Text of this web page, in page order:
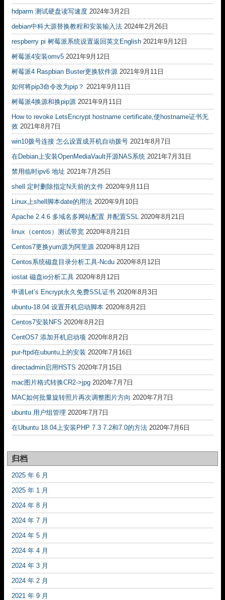
hdparm 测试硬盘读写速度 2024年3月2日
debian中科大源替换教程和安装输入法 2024年2月26日
respberry pi 树莓派系统设置返回英文English 2021年9月12日
树莓派4安装omv5 2021年9月12日
树莓派4 Raspbian Buster更换软件源 2021年9月11日
如何将pip3命令改为pip？ 2021年9月11日
树莓派4换源和换pip源 2021年9月11日
How to revoke LetsEncrypt hostname certificate,使hostname证书无
效 2021年8月7日
win10拨号连接 怎么设置成开机自动拨号 2021年8月7日
在Debian上安装OpenMediaVault开源NAS系统 2021年7月31日
禁用临时ipv6 地址 2021年7月25日
shell 定时删除指定N天前的文件 2020年9月11日
Linux上shell脚本date的用法 2020年9月10日
Apache 2.4.6 多域名多网站配置 并配置SSL 2020年8月21日
linux（centos）测试带宽 2020年8月21日
Centos7更换yum源为阿里源 2020年8月12日
Centos系统磁盘目录分析工具-Ncdu 2020年8月12日
iostat 磁盘io分析工具 2020年8月12日
申请Let’s Encrypt永久免费SSL证书 2020年8月3日
ubuntu-18.04 设置开机启动脚本 2020年8月2日
Centos7安装NFS 2020年8月2日
CentOS7 添加开机启动项 2020年8月2日
pur-ftpd在ubuntu上的安装 2020年7月16日
directadmin启用HSTS 2020年7月15日
mac图片格式转换CR2->jpg 2020年7月7日
MAC如何批量旋转照片再次调整图片方向 2020年7月7日
ubuntu 用户组管理 2020年7月7日
在Ubuntu 18.04上安装PHP 7.3 7.2和7.0的方法 2020年7月6日
归档
2025 年 6 月
2025 年 1 月
2024 年 8 月
2024 年 7 月
2024 年 5 月
2024 年 4 月
2024 年 3 月
2024 年 2 月
2021 年 9 月